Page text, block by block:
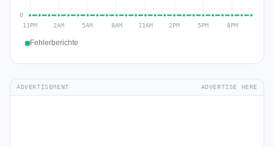
Fehlerberichte
ADVERTISEMENT ADVERTISE HERE